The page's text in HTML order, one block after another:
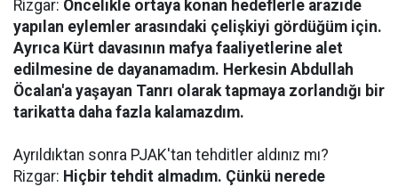
Rizgar: Öncelikle ortaya konan hedeflerle arazide
yapılan eylemler arasındaki çelişkiyi gördüğüm için.
Ayrıca Kürt davasının mafya faaliyetlerine alet
edilmesine de dayanamadım. Herkesin Abdullah
Öcalan'a yaşayan Tanrı olarak tapmaya zorlandığı bir
tarikatta daha fazla kalamazdım.
Ayrıldıktan sonra PJAK'tan tehditler aldınız mı?
Rizgar: Hiçbir tehdit almadım. Çünkü nerede